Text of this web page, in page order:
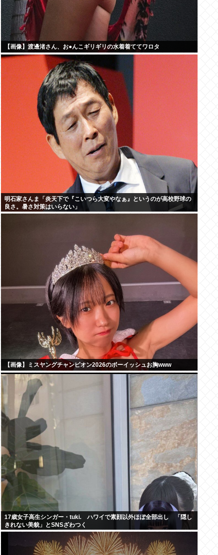
【画像】渡邊渚さん、お●んこギリギリの水着着ててワロタ
明石家さんま「炎天下で『こいつら大変やなぁ』というのが高校野球の
良さ。暑さ対策はいらない」
【画像】ミスヤングチャンピオン2026のボーイッシュお胸www
17歳女子高生シンガー・tuki. ハワイで素顔以外ほぼ全部出し 「隠し
きれない美貌」とSNSざわつく